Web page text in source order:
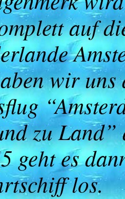
auf
wir uns
zu
geht es
los.